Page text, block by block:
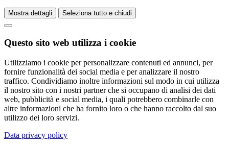
Mostra dettagli Seleziona tutto e chiudi
Questo sito web utilizza i cookie
Utilizziamo i cookie per personalizzare contenuti ed annunci, per
fornire funzionalità dei social media e per analizzare il nostro
traffico. Condividiamo inoltre informazioni sul modo in cui utilizza
il nostro sito con i nostri partner che si occupano di analisi dei dati
web, pubblicità e social media, i quali potrebbero combinarle con
altre informazioni che ha fornito loro o che hanno raccolto dal suo
utilizzo dei loro servizi.
Data privacy policy